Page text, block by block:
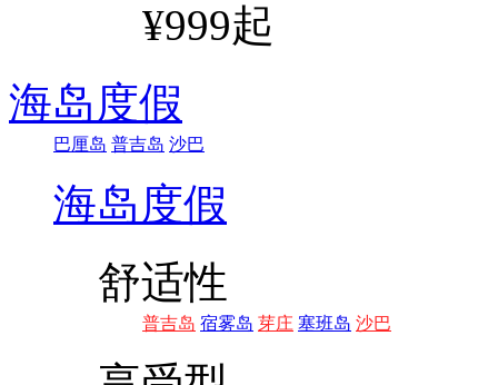
¥999起
海岛度假
巴厘岛 普吉岛 沙巴
海岛度假
舒适性
普吉岛 宿雾岛 芽庄 塞班岛 沙巴